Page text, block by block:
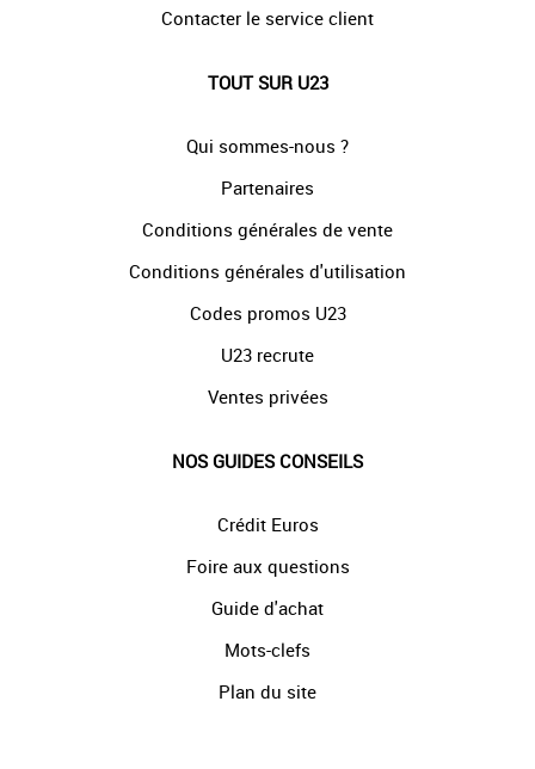
Contacter le service client
TOUT SUR U23
Qui sommes-nous ?
Partenaires
Conditions générales de vente
Conditions générales d'utilisation
Codes promos U23
U23 recrute
Ventes privées
NOS GUIDES CONSEILS
Crédit Euros
Foire aux questions
Guide d'achat
Mots-clefs
Plan du site